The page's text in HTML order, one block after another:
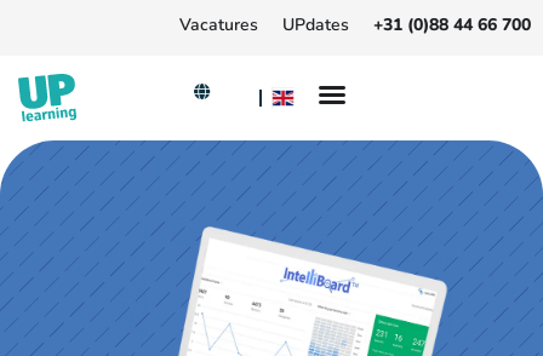
Vacatures UPdates +31 (0)88 44 66 700